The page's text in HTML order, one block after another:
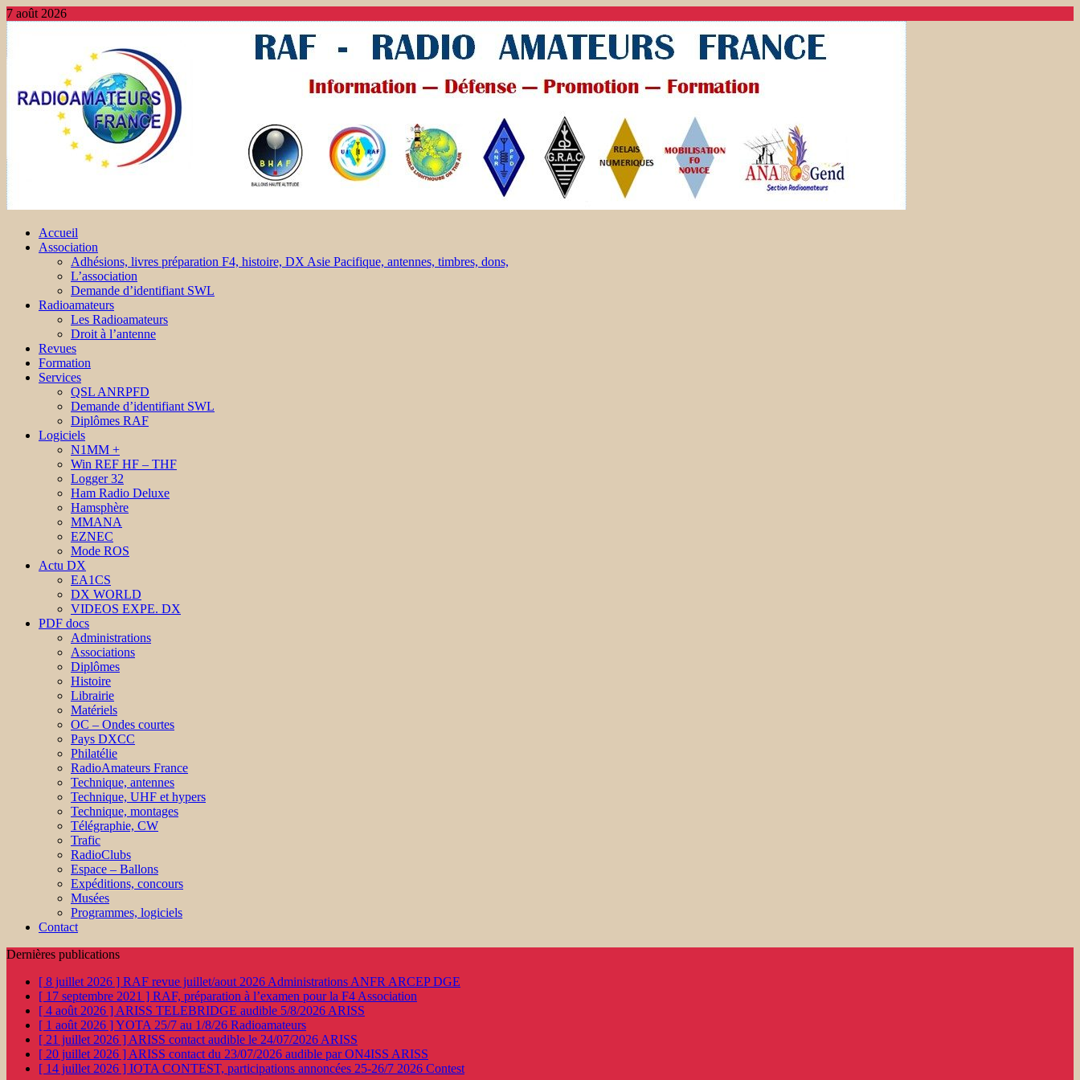
7 août 2026
Accueil
Association
Adhésions, livres préparation F4, histoire, DX Asie Pacifique, antennes, timbres, dons,
L’association
Demande d’identifiant SWL
Radioamateurs
Les Radioamateurs
Droit à l’antenne
Revues
Formation
Services
QSL ANRPFD
Demande d’identifiant SWL
Diplômes RAF
Logiciels
N1MM +
Win REF HF – THF
Logger 32
Ham Radio Deluxe
Hamsphère
MMANA
EZNEC
Mode ROS
Actu DX
EA1CS
DX WORLD
VIDEOS EXPE. DX
PDF docs
Administrations
Associations
Diplômes
Histoire
Librairie
Matériels
OC – Ondes courtes
Pays DXCC
Philatélie
RadioAmateurs France
Technique, antennes
Technique, UHF et hypers
Technique, montages
Télégraphie, CW
Trafic
RadioClubs
Espace – Ballons
Expéditions, concours
Musées
Programmes, logiciels
Contact
Dernières publications
[ 8 juillet 2026 ] RAF revue juillet/aout 2026 Administrations ANFR ARCEP DGE
[ 17 septembre 2021 ] RAF, préparation à l’examen pour la F4 Association
[ 4 août 2026 ] ARISS TELEBRIDGE audible 5/8/2026 ARISS
[ 1 août 2026 ]YOTA 25/7 au 1/8/26 Radioamateurs
[ 21 juillet 2026 ] ARISS contact audible le 24/07/2026 ARISS
[ 20 juillet 2026 ] ARISS contact du 23/07/2026 audible par ON4ISS ARISS
[ 14 juillet 2026 ] IOTA CONTEST, participations annoncées 25-26/7 2026 Contest